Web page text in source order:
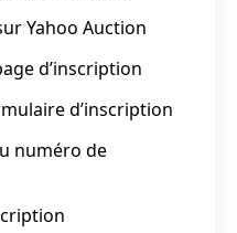
Yahoo Auction
d’inscription
d’inscription
numéro de